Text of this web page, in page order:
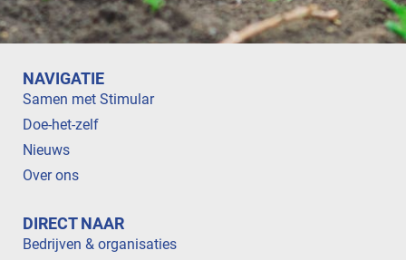
NAVIGATIE
Samen met Stimular
Doe-het-zelf
Nieuws
Over ons
DIRECT NAAR
Bedrijven & organisaties